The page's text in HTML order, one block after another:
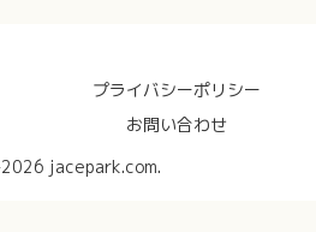
プライバシーポリシー
お問い合わせ
jacepark.com.